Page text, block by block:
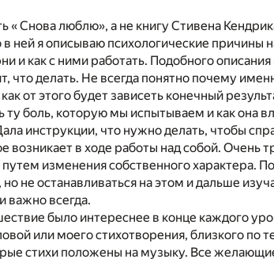
« Снова люблю», а не книгу Стивена
ней я описываю психологические причины
и как с ними работать. Подобного описания
что делать. Не всегда понятно почему
от этого будет зависеть конечный
ту боль, которую мы испытываем и как она
инструкции, что нужно делать, чтобы
возникает в ходе работы над собой. Очень
изменения собственного характера.
не останавливаться на этом и дальше
важно всегда.
было интереснее в конце каждого
или моего стихотворения, близкого по
стихи положены на музыку. Все